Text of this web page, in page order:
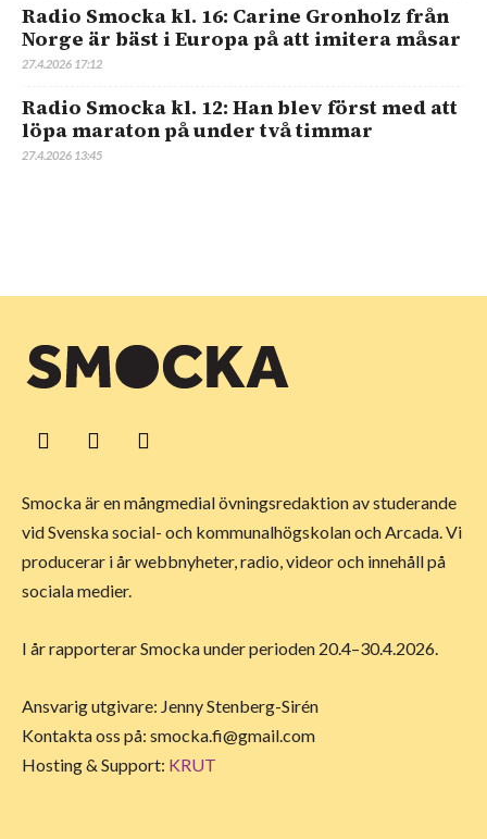
Radio Smocka kl. 16: Carine Gronholz från
Norge är bäst i Europa på att imitera måsar
27.4.2026 17:12
Radio Smocka kl. 12: Han blev först med att
löpa maraton på under två timmar
27.4.2026 13:45
Smocka är en mångmedial övningsredaktion av studerande
vid Svenska social- och kommunalhögskolan och Arcada. Vi
producerar i år webbnyheter, radio, videor och innehåll på
sociala medier.
I år rapporterar Smocka under perioden 20.4–30.4.2026.
Ansvarig utgivare: Jenny Stenberg-Sirén
Kontakta oss på: smocka.fi@gmail.com
Hosting & Support: KRUT